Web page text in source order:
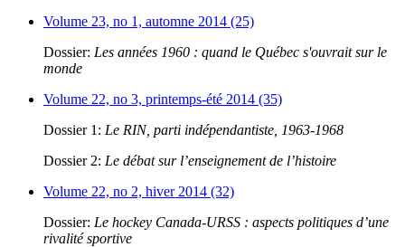
Volume 23, no 1, automne 2014 (25)
Dossier: Les années 1960 : quand le Québec s'ouvrait sur le
monde
Volume 22, no 3, printemps-été 2014 (35)
Dossier 1: Le RIN, parti indépendantiste, 1963-1968
Dossier 2: Le débat sur l’enseignement de l’histoire
Volume 22, no 2, hiver 2014 (32)
Dossier: Le hockey Canada-URSS : aspects politiques d’une
rivalité sportive